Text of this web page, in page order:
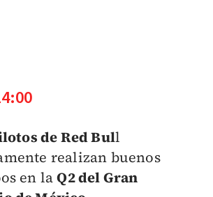
deRed Bull
realizan buenos
en laQ2 del Gran